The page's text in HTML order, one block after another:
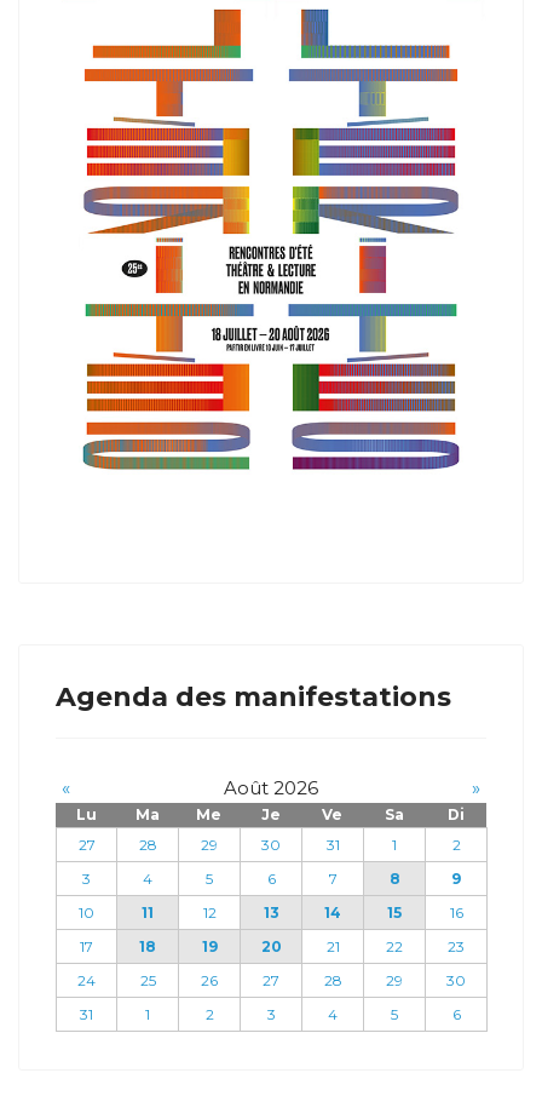
Agenda des manifestations
« Août 2026 »
Lu Ma Me Je Ve Sa
Di
27
28 29 30 31 1
2
3
4 5 6 7 8
9
10
11 12 13 14 15
16
17
18 19 20 21 22
23
24
25 26 27 28 29
30
31
1 2 3 4 5 6